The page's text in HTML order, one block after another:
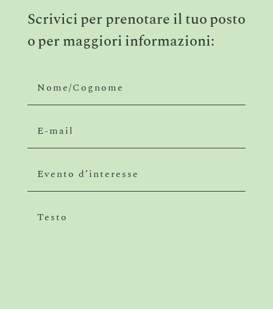
Scrivici per prenotare il tuo posto
o per maggiori informazioni: